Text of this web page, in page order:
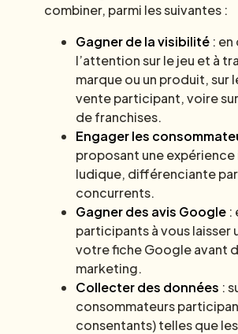
combiner, parmi les suivantes :
Gagner de la visibilité :
l’attention sur le jeu et à
marque ou un produit, sur
vente participant, voire
de franchises.
Engager les
proposant une
ludique, différenciante
concurrents.
Gagner des avis Google :
participants à vous laisser
votre fiche Google avant
marketing.
Collecter des données :
consommateurs
consentants) telles que